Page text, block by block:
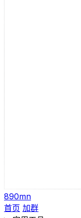
890mn
首页 加群